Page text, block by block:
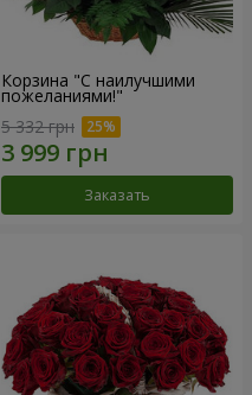
Корзина "С наилучшими
пожеланиями!"
5 332 грн
Заказать